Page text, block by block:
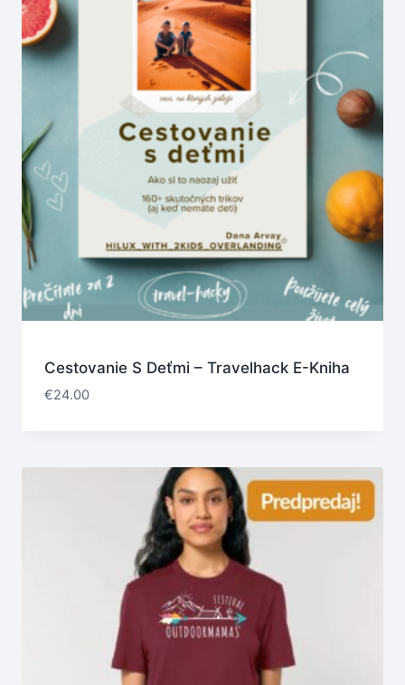
Cestovanie S Deťmi – Travelhack E-Kniha
€24.00